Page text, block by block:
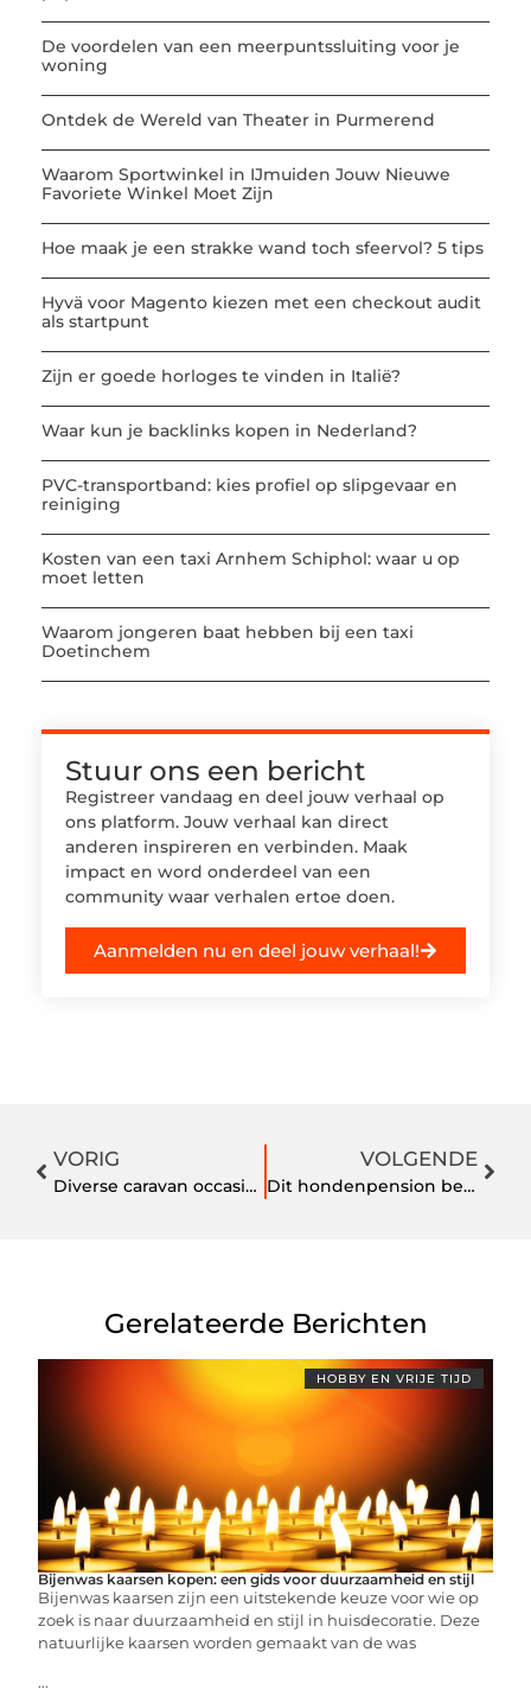
De voordelen van een meerpuntssluiting voor je
woning
Ontdek de Wereld van Theater in Purmerend
Waarom Sportwinkel in IJmuiden Jouw Nieuwe
Favoriete Winkel Moet Zijn
Hoe maak je een strakke wand toch sfeervol? 5 tips
Hyvä voor Magento kiezen met een checkout audit
als startpunt
Zijn er goede horloges te vinden in Italië?
Waar kun je backlinks kopen in Nederland?
PVC-transportband: kies profiel op slipgevaar en
reiniging
Kosten van een taxi Arnhem Schiphol: waar u op
moet letten
Waarom jongeren baat hebben bij een taxi
Doetinchem
Stuur ons een bericht
Registreer vandaag en deel jouw verhaal op
ons platform. Jouw verhaal kan direct
anderen inspireren en verbinden. Maak
impact en word onderdeel van een
community waar verhalen ertoe doen.
Aanmelden nu en deel jouw verhaal!
VORIG
Diverse caravan occasions in de buurt van Zuid-Holland
VOLGENDE
Dit hondenpension bezorgt uw hond ook een zorgeloze vakantie
Gerelateerde Berichten
HOBBY EN VRIJE TIJD
Bijenwas kaarsen kopen: een gids voor duurzaamheid en stijl
Bijenwas kaarsen zijn een uitstekende keuze voor wie op
zoek is naar duurzaamheid en stijl in huisdecoratie. Deze
natuurlijke kaarsen worden gemaakt van de was
...